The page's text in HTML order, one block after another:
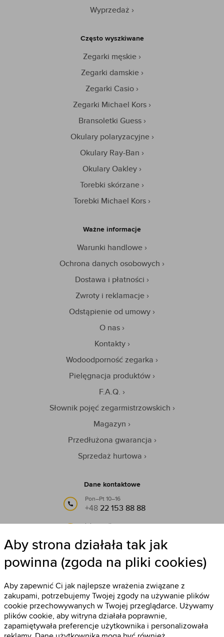
Wyprzedaż
Często wyszkiwane
Zegarki męskie
Zegarki damskie
Zegarki Casio
Zegarki Michael Kors
Bransoletki Guess
Okulary polaryzacyjne
Okulary Ray-Ban
Okulary Oakley
Torebki skórzane
Torebki Michael Kors
Ważne informacje
Warunki handlowe
Ochrona danych osobowych
Dostawa i płatności
Zwroty i reklamacje
Odstąpienie od umowy
O nas
Kontakty
Wodoodporność zegarka
Pielęgnacja produktów
F.A.Q.
Słownik pojęć zegarmistrzowskich
Magazyn
Przedłużona gwarancja
Sprzedaż hurtowa
Dane kontaktowe
Pon–Pt 10–16
+4822 153 88 88
lub e-mail:
Obserwuj nas
Timestore na Facebooku
Aby strona działała tak jak
powinna (zgoda na pliki cookies)
Aby zapewnić Ci jak najlepsze wrażenia związane z
zakupami, potrzebujemy Twojej zgody na używanie plików
cookie przechowywanych w Twojej przeglądarce. Używamy
plików cookie, aby witryna działała poprawnie,
zapamiętywała preferencje użytkownika i personalizowała